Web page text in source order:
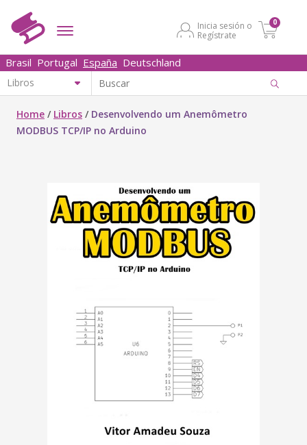
Inicia sesión o
Regístrate
0
Brasil Portugal España Deutschland
Home / Libros / Desenvolvendo um Anemômetro
MODBUS TCP/IP no Arduino